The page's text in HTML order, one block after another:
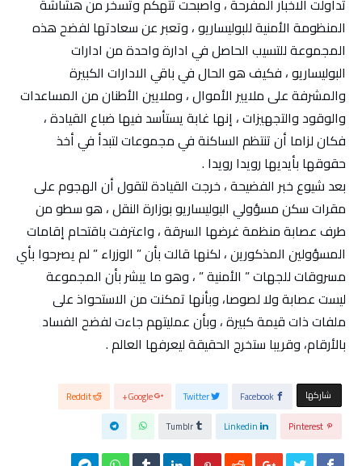
تداولت الاخبار المفرحة ، واصبحت تتهكم وتسخر من هشاشة
المنظومة الأمنية للبوليساريو ، وتعبر عن سعادتها لفضح هذه
المجموعة للتسيب الحاصل في ادارة واحدة من ادارات
البوليساريو ، فكيف هو الحال في باقي الادارات الكبيرة
والمشرفة على ملايير الأموال ، وملايين الأطنان من المساعدات
والوقود والتجهيزات ، إنها غابة يستأسد فيها ضباع القيادة ،
فكان لزاما أن تنتظم الساكنة في مجموعات لتبدأ في أخذ
حقوقها بأيديها رويدا رويدا .
بعد شيوع خبر الفضيحة ، خرجت القيادة لتقول أن الهجوم على
مقرات سكن مسؤولي البوليساريو بوزارة النقل ، هو سطو من
طرف عصابة منظمة غرضها السرقة ، واعترفت باقتحام إقامات
المسؤولين المذكورين ، لكنها قالت بأن ” الوزراء ” لم يصرحوا بأي
مسروقات للجهات ” الأمنية ” ، وهو ما يبشر بأن المجموعة
ليست عصابة ولا لصوصا، وبأنها تمكنت من الاستحواذ على
ملفات ذات قيمة كبيرة ، وبأن عمليتهم جاءت لفضح الفساد
بالأرقام، وقريبا ستخرج الحقيقة ليعرفها العالم .
‫‫ شاركها‬ Facebook
Twitter
Google+
Reddit
Pinterest
Linkedin
Tumblr